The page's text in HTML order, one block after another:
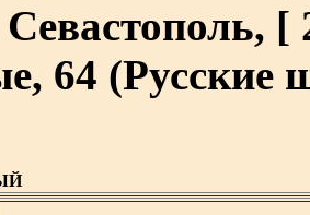
Севастополь, [
64 (Русские